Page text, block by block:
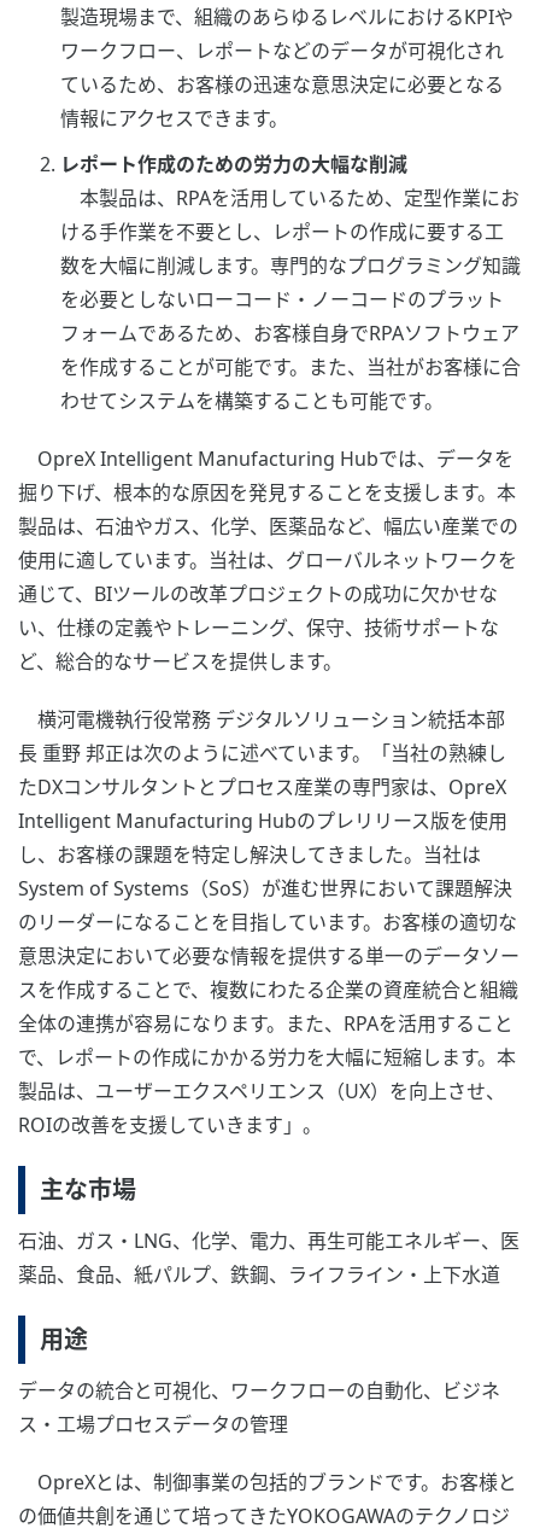
製造現場まで、組織のあらゆるレベルにおけるKPIや
ワークフロー、レポートなどのデータが可視化され
ているため、お客様の迅速な意思決定に必要となる
情報にアクセスできます。
レポート作成のための労力の大幅な削減
本製品は、RPAを活用しているため、定型作業にお
ける手作業を不要とし、レポートの作成に要する工
数を大幅に削減します。専門的なプログラミング知識
を必要としないローコード・ノーコードのプラット
フォームであるため、お客様自身でRPAソフトウェア
を作成することが可能です。また、当社がお客様に合
わせてシステムを構築することも可能です。
OpreX Intelligent Manufacturing Hubでは、データを
掘り下げ、根本的な原因を発見することを支援します。本
製品は、石油やガス、化学、医薬品など、幅広い産業での
使用に適しています。当社は、グローバルネットワークを
通じて、BIツールの改革プロジェクトの成功に欠かせな
い、仕様の定義やトレーニング、保守、技術サポートな
ど、総合的なサービスを提供します。
横河電機執行役常務 デジタルソリューション統括本部
長 重野 邦正は次のように述べています。「当社の熟練し
たDXコンサルタントとプロセス産業の専門家は、OpreX
Intelligent Manufacturing Hubのプレリリース版を使用
し、お客様の課題を特定し解決してきました。当社は
System of Systems（SoS）が進む世界において課題解決
のリーダーになることを目指しています。お客様の適切な
意思決定において必要な情報を提供する単一のデータソー
スを作成することで、複数にわたる企業の資産統合と組織
全体の連携が容易になります。また、RPAを活用すること
で、レポートの作成にかかる労力を大幅に短縮します。本
製品は、ユーザーエクスペリエンス（UX）を向上させ、
ROIの改善を支援していきます」。
主な市場
石油、ガス・LNG、化学、電力、再生可能エネルギー、医
薬品、食品、紙パルプ、鉄鋼、ライフライン・上下水道
用途
データの統合と可視化、ワークフローの自動化、ビジネ
ス・工場プロセスデータの管理
OpreXとは、制御事業の包括的ブランドです。お客様と
の価値共創を通じて培ってきたYOKOGAWAのテクノロジ